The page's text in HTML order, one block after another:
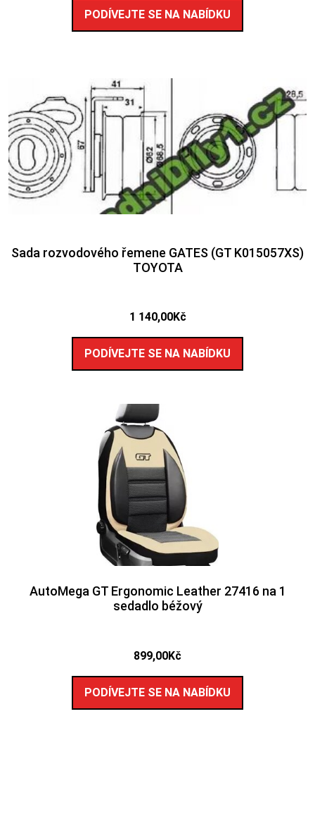
PODÍVEJTE SE NA NABÍDKU
Sada rozvodového řemene GATES (GT K015057XS)
TOYOTA
1 140,00Kč
PODÍVEJTE SE NA NABÍDKU
AutoMega GT Ergonomic Leather 27416 na 1
sedadlo béžový
899,00Kč
PODÍVEJTE SE NA NABÍDKU